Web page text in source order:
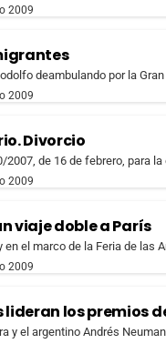
2009
deambulando por la
2009
Divorcio
de 16 de febrero, para
2009
viaje doble a París
el marco de la Feria de las
2009
lideran los premios
y el argentino Andrés